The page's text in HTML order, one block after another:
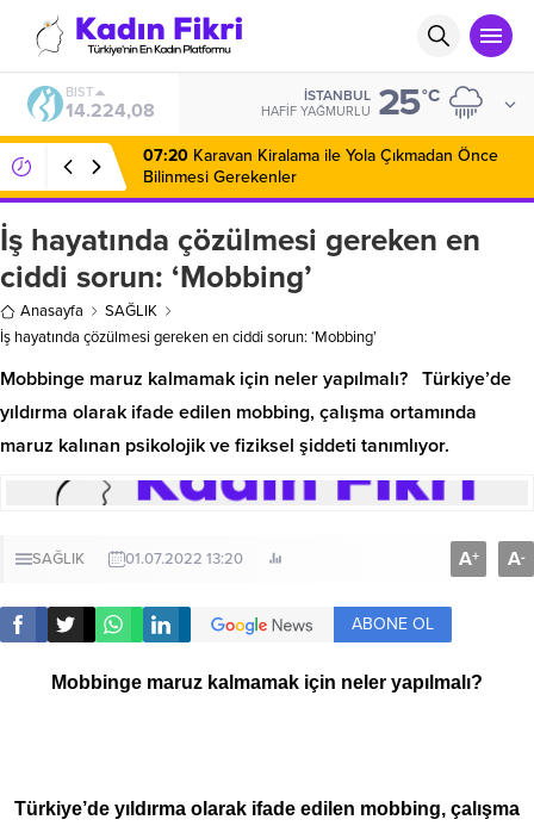
BIST
14.224,08
İSTANBUL
HAFIF YAĞMURLU 25°C
07:20 Karavan Kiralama ile Yola Çıkmadan Önce
Bilinmesi Gerekenler
İş hayatında çözülmesi gereken en
ciddi sorun: ‘Mobbing’
Anasayfa
SAĞLIK
İş hayatında çözülmesi gereken en ciddi sorun: ‘Mobbing’
Mobbinge maruz kalmamak için neler yapılmalı? Türkiye’de
yıldırma olarak ifade edilen mobbing, çalışma ortamında
maruz kalınan psikolojik ve fiziksel şiddeti tanımlıyor.
SAĞLIK 01.07.2022 13:20 A+ A-
ABONE OL
Mobbinge maruz kalmamak için neler yapılmalı?
Türkiye’de yıldırma olarak ifade edilen mobbing, çalışma